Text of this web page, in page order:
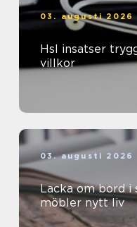
03. augusti 2026
Hsl insatser trygg vård i hemmet på dina
villkor
03. augusti 2026
Lacka om bord i
möbler nytt liv